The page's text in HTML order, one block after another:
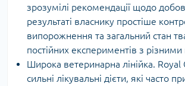
зрозумілі рекомендації щодо
результаті власнику простіше
випорожнення та загальний стан
постійних експериментів з
Широка ветеринарна лінійка. Royal
сильні лікувальні дієти, які часто